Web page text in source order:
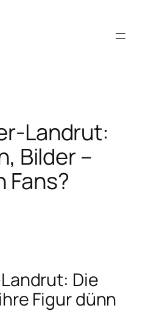
Landrut:
Bilder –
Fans?
Die
Figur dünn